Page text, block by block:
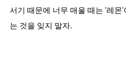
서기 때문에 너무 매울 때는 '레몬
는 것을 잊지 말자.